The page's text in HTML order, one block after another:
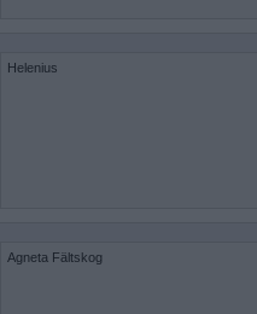
Helenius
Agneta Fältskog